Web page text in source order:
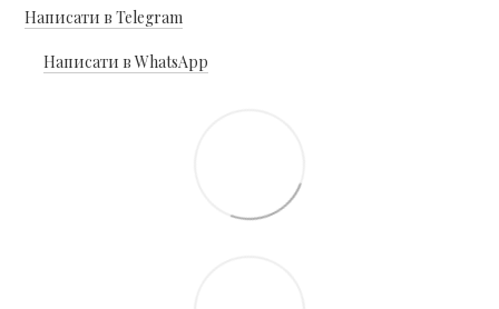
Написати в Telegram
Написати в WhatsApp